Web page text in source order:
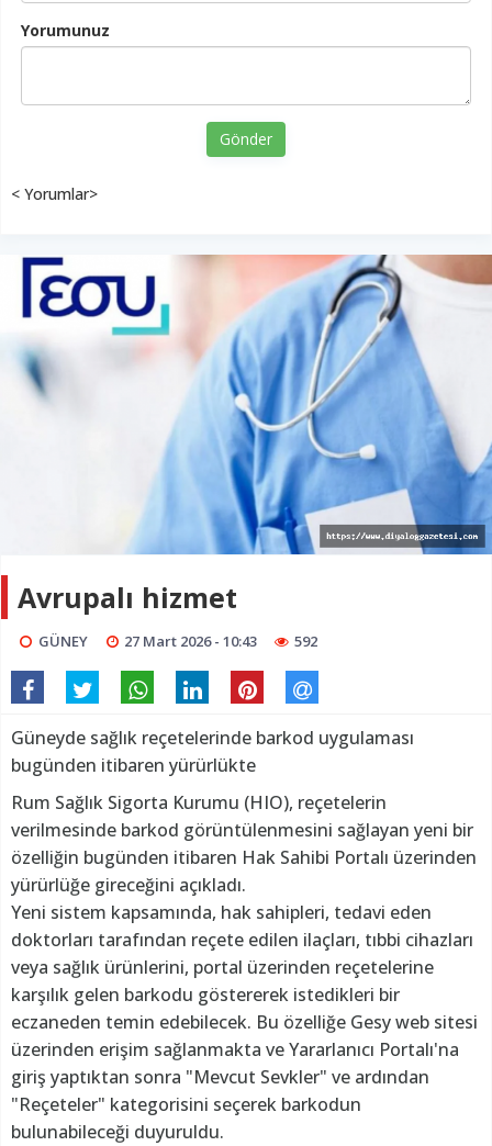
Yorumunuz
Gönder
< Yorumlar>
Avrupalı hizmet
GÜNEY 27 Mart 2026 - 10:43 592
Güneyde sağlık reçetelerinde barkod uygulaması
bugünden itibaren yürürlükte
Rum Sağlık Sigorta Kurumu (HIO), reçetelerin
verilmesinde barkod görüntülenmesini sağlayan yeni bir
özelliğin bugünden itibaren Hak Sahibi Portalı üzerinden
yürürlüğe gireceğini açıkladı.
Yeni sistem kapsamında, hak sahipleri, tedavi eden
doktorları tarafından reçete edilen ilaçları, tıbbi cihazları
veya sağlık ürünlerini, portal üzerinden reçetelerine
karşılık gelen barkodu göstererek istedikleri bir
eczaneden temin edebilecek. Bu özelliğe Gesy web sitesi
üzerinden erişim sağlanmakta ve Yararlanıcı Portalı'na
giriş yaptıktan sonra "Mevcut Sevkler" ve ardından
"Reçeteler" kategorisini seçerek barkodun
bulunabileceği duyuruldu.